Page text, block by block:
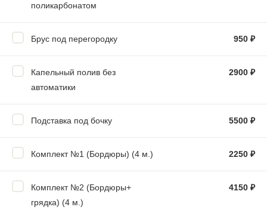
поликарбонатом
Брус под перегородку 950 ₽
Капельный полив без
автоматики
2900 ₽
Подставка под бочку 5500 ₽
Комплект №1 (Бордюры) (4 м.) 2250 ₽
Комплект №2 (Бордюры+
грядка) (4 м.)
4150 ₽